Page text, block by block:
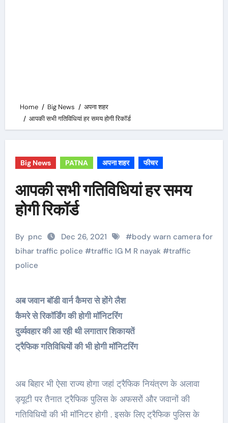
Home Big News
अपना शहर
आपकी सभी गतिविधियां हर समय होगी रिकॉर्ड
Big News PATNA अपना शहर फीचर
आपकी सभी गतिविधियां हर समय
होगी रिकॉर्ड
By pnc Dec 26, 2021 #body warn camera for
bihar traffic police #traffic IG M R nayak#traffic
police
अब जवान बॉडी वार्न कैमरा से होंगे लैश
कैमरे से रिकॉर्डिंग की होगी मॉनिटरिंग
दुर्व्यवहार की आ रही थी लगातार शिकायतें
ट्रैफिक गतिविधियों की भी होगी मॉनिटरिंग
अब बिहार भी ऐसा राज्य होगा जहां ट्रैफिक नियंत्रण के अलावा
ड्यूटी पर तैनात ट्रैफिक पुलिस के अफसरों और जवानों की
गतिविधियों की भी मॉनिटर होगी . इसके लिए ट्रैफिक पुलिस के